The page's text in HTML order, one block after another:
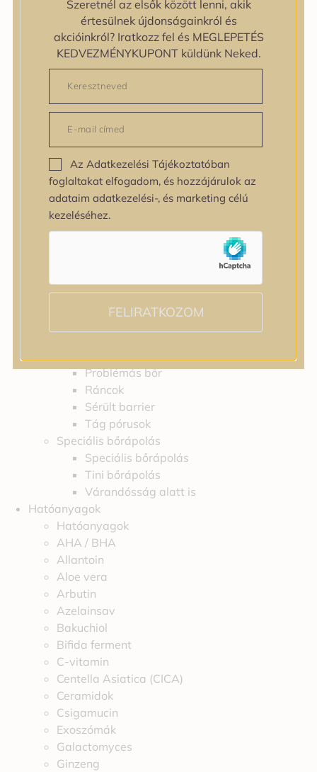
zipiderm
Bőrállapot
Bőrállapot
Bőrtípus
Bőrtípus
Kombinált
Száraz
Zsíros
Bőrprobléma
Bőrprobléma
Bőrpír
Dehidratált bőr
Érzékeny bőr
Fakóság
Problémás bőr
Ráncok
Sérült barrier
Tág pórusok
Speciális bőrápolás
Speciális bőrápolás
Tini bőrápolás
Várandósság alatt is
Hatóanyagok
Hatóanyagok
AHA / BHA
Allantoin
Aloe vera
Arbutin
Azelainsav
Bakuchiol
Bifida ferment
C-vitamin
Centella Asiatica (CICA)
Ceramidok
Csigamucin
Exoszómák
Galactomyces
Ginzeng
Szeretnél az elsők között lenni, akik
értesülnek újdonságainkról és
akcióinkról? Iratkozz fel és MEGLEPETÉS
KEDVEZMÉNYKUPONT küldünk Neked.
Az Adatkezelési Tájékoztatóban
foglaltakat elfogadom, és hozzájárulok az
adataim adatkezelési-, és marketing célú
kezeléséhez.
FELIRATKOZOM